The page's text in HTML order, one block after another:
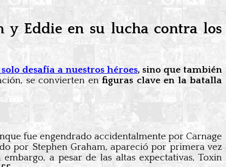
y Eddie en su lucha contra los
desafía a nuestros héroes, sino que también
se convierten en figuras clave en la batalla
fue engendrado accidentalmente por Carnage
por Stephen Graham, apareció por primera vez
a pesar de las altas expectativas, Toxin